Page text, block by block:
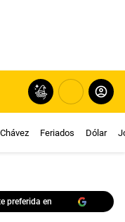
Feriados Dólar
preferida en